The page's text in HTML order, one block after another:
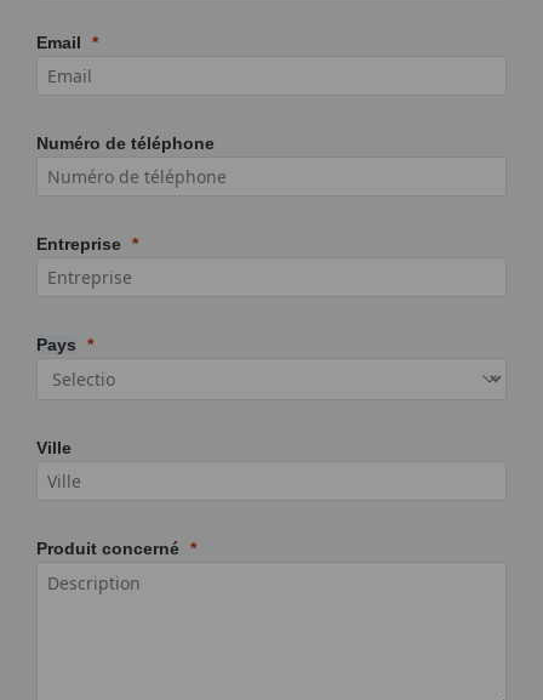
Email
Numéro de téléphone
Entreprise
Pays
Ville
Produit concerné